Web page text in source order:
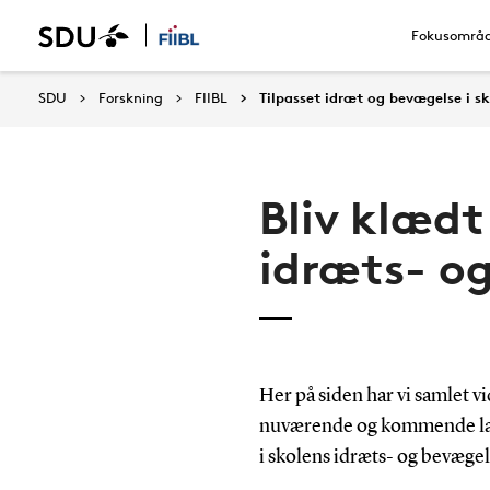
SDU Forskning FIIBL Tilpasset idræt og bevægelse i
Bliv klædt
idræts-
Her på siden har vi samlet
nuværende og kommende
i skolens idræts- og